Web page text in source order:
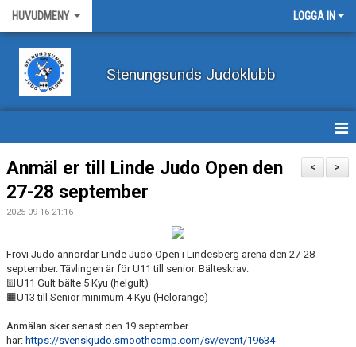
HUVUDMENY LOGGA IN
Stenungsunds Judoklubb
HEM
FÖRBUNDSNYHETER
BÖRJA TRÄNA JUDO
BLI MEDLEM
VECKOSCHEMA
>
<
Anmäl er till Linde Judo Open den
27-28 september
2025-09-16 21:16
Frövi Judo annordar Linde Judo Open i Lindesberg arena den 27-28
september. Tävlingen är för U11 till senior. Bälteskrav:
🟨U11 Gult bälte 5 Kyu (helgult)
🟧U13 till Senior minimum 4 Kyu (Helorange)
Anmälan sker senast den 19 september
här: https://svenskjudo.smoothcomp.com/sv/event/19634